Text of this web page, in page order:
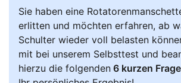
Sie haben eine
erlitten und möchten erfahren, ab
Schulter wieder voll belasten
mit bei unserem Selbsttest und
hierzu die folgenden 6 kurzen